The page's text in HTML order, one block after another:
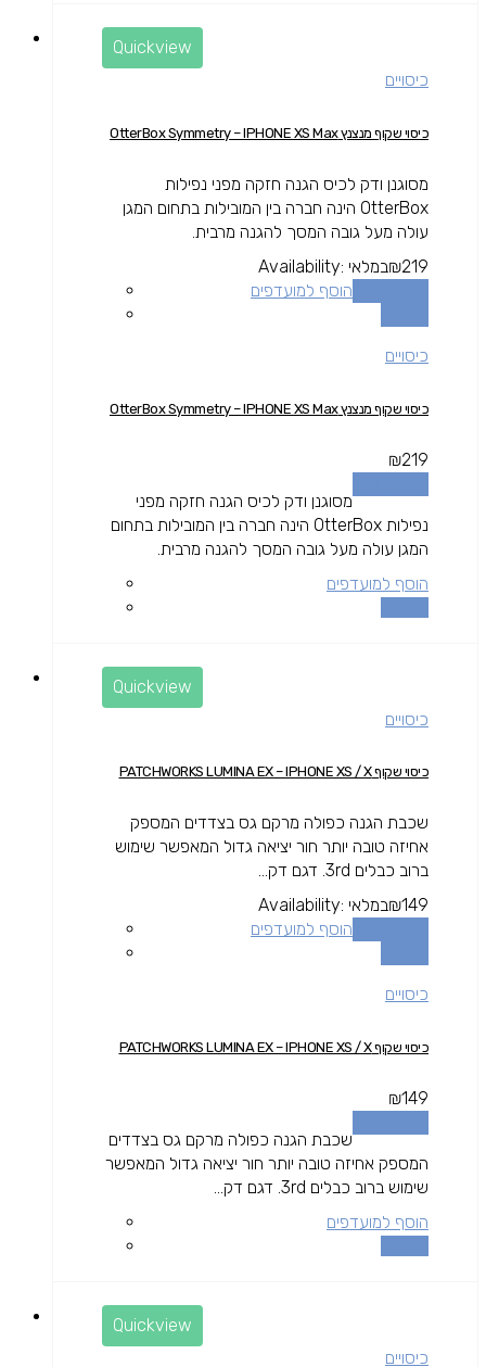
Quickview
כיסויים
כיסוי שקוף מנצנץ OtterBox Symmetry – IPHONE XS Max
מסוגנן ודק לכיס הגנה חזקה מפני נפילות
OtterBox הינה חברה בין המובילות בתחום המגן
עולה מעל גובה המסך להגנה מרבית.
₪219
Availability: במלאי
הוסף למועדפים
כיסויים
כיסוי שקוף מנצנץ OtterBox Symmetry – IPHONE XS Max
₪219
מסוגנן ודק לכיס הגנה חזקה מפני
נפילות OtterBox הינה חברה בין המובילות בתחום
המגן עולה מעל גובה המסך להגנה מרבית.
הוסף למועדפים
Quickview
כיסויים
כיסוי שקוף PATCHWORKS LUMINA EX – IPHONE XS / X
שכבת הגנה כפולה מרקם גס בצדדים המספק
אחיזה טובה יותר חור יציאה גדול המאפשר שימוש
ברוב כבלים 3rd. דגם דק...
₪149
Availability: במלאי
הוסף למועדפים
כיסויים
כיסוי שקוף PATCHWORKS LUMINA EX – IPHONE XS / X
₪149
שכבת הגנה כפולה מרקם גס בצדדים
המספק אחיזה טובה יותר חור יציאה גדול המאפשר
שימוש ברוב כבלים 3rd. דגם דק...
הוסף למועדפים
Quickview
כיסויים